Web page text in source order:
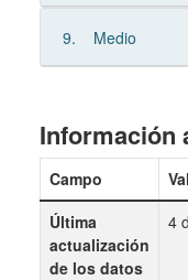
9. Medio
Información
Campo
Última
actualización
de los datos
4